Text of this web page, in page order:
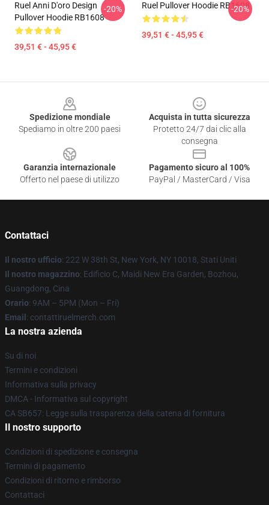
Ruel Anni D'oro Design
Pullover Hoodie RB1608
39,51 € - 45,95 €
-20% Ruel Pullover Hoodie RB1608
39,51 € - 45,95 €
-20%
Spedizione mondiale
Spediamo in oltre 200 paesi
Acquista in tutta sicurezza
Protetto 24/7 dai clic alla
consegna
Garanzia internazionale
Offerto nel paese di utilizzo
Pagamento sicuro al 100%
PayPal / MasterCard / Visa
Contattaci
Il nostro ufficio: 222 W 38th St, New York, NY 10018, Stati Uniti
Il nostro magazzino: Edificio C, Maidi New Era Garden, Bozhou,
Guangdong, Cina
Orario: 9AM – 5PM (Mon – Fri)
Email : contattiruelmerch.com
La nostra azienda
Su di noi
Termini e condizioni
Informativa sulla privacy
DMCA - Informativa sul copyright
CA SB657: Legge sulla trasparenza della catena di fornitura
Il nostro supporto
Condizioni di spedizione e consegna
Termini di pagamento
Condizioni di ritorno e rimborso
Contattaci